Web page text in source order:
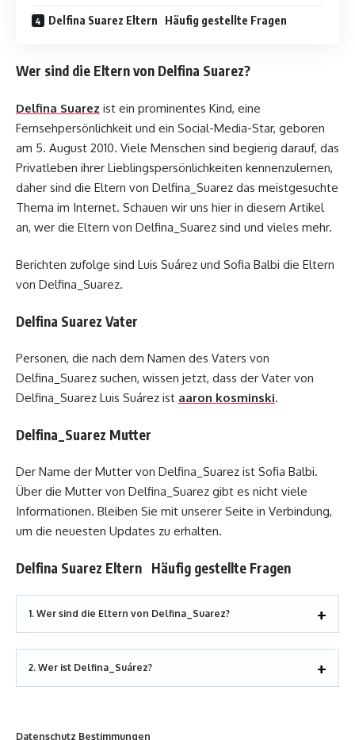
Delfina Suarez Eltern Häufig gestellte Fragen
Wer sind die Eltern von Delfina Suarez?
Delfina Suarez ist ein prominentes Kind, eine
Fernsehpersönlichkeit und ein Social-Media-Star, geboren
am 5. August 2010. Viele Menschen sind begierig darauf, das
Privatleben ihrer Lieblingspersönlichkeiten kennenzulernen,
daher sind die Eltern von Delfina_Suarez das meistgesuchte
Thema im Internet. Schauen wir uns hier in diesem Artikel
an, wer die Eltern von Delfina_Suarez sind und vieles mehr.
Berichten zufolge sind Luis Suárez und Sofia Balbi die Eltern
von Delfina_Suarez.
Delfina Suarez Vater
Personen, die nach dem Namen des Vaters von
Delfina_Suarez suchen, wissen jetzt, dass der Vater von
Delfina_Suarez Luis Suárez ist aaron kosminski.
Delfina_Suarez Mutter
Der Name der Mutter von Delfina_Suarez ist Sofia Balbi.
Über die Mutter von Delfina_Suarez gibt es nicht viele
Informationen. Bleiben Sie mit unserer Seite in Verbindung,
um die neuesten Updates zu erhalten.
Delfina Suarez Eltern Häufig gestellte Fragen
1. Wer sind die Eltern von Delfina_Suarez?
2. Wer ist Delfina_Suárez?
Datenschutz Bestimmungen